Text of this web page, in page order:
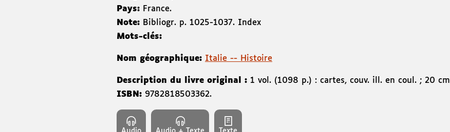
Pays: France.
Note: Bibliogr. p. 1025-1037. Index
Mots-clés:
Nom géographique: Italie -- Histoire
Description du livre original : 1 vol. (1098 p.) : cartes, couv. ill. en coul. ; 20 cm
ISBN: 9782818503362.